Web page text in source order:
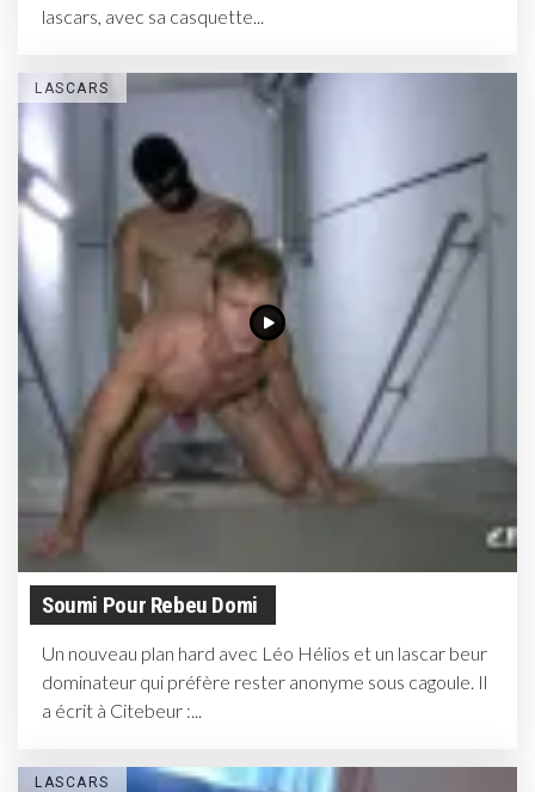
lascars, avec sa casquette...
LASCARS
Soumi Pour Rebeu Domi
Un nouveau plan hard avec Léo Hélios et un lascar beur
dominateur qui préfère rester anonyme sous cagoule. Il
a écrit à Citebeur :...
LASCARS